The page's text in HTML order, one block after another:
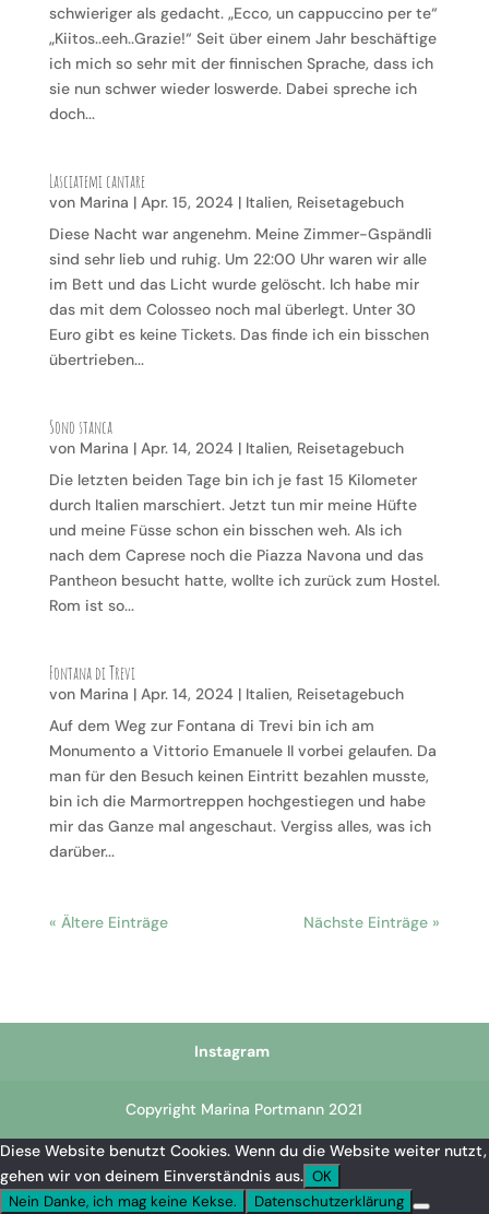
schwieriger als gedacht. „Ecco, un cappuccino per te“
„Kiitos..eeh..Grazie!“ Seit über einem Jahr beschäftige
ich mich so sehr mit der finnischen Sprache, dass ich
sie nun schwer wieder loswerde. Dabei spreche ich
doch...
Lasciatemi cantare
von Marina | Apr. 15, 2024| Italien, Reisetagebuch
Diese Nacht war angenehm. Meine Zimmer-Gspändli
sind sehr lieb und ruhig. Um 22:00 Uhr waren wir alle
im Bett und das Licht wurde gelöscht. Ich habe mir
das mit dem Colosseo noch mal überlegt. Unter 30
Euro gibt es keine Tickets. Das finde ich ein bisschen
übertrieben...
Sono stanca
von Marina | Apr. 14, 2024| Italien, Reisetagebuch
Die letzten beiden Tage bin ich je fast 15 Kilometer
durch Italien marschiert. Jetzt tun mir meine Hüfte
und meine Füsse schon ein bisschen weh. Als ich
nach dem Caprese noch die Piazza Navona und das
Pantheon besucht hatte, wollte ich zurück zum Hostel.
Rom ist so...
Fontana di Trevi
von Marina | Apr. 14, 2024| Italien, Reisetagebuch
Auf dem Weg zur Fontana di Trevi bin ich am
Monumento a Vittorio Emanuele II vorbei gelaufen. Da
man für den Besuch keinen Eintritt bezahlen musste,
bin ich die Marmortreppen hochgestiegen und habe
mir das Ganze mal angeschaut. Vergiss alles, was ich
darüber...
« Ältere Einträge Nächste Einträge »
Instagram
Copyright Marina Portmann 2021
Diese Website benutzt Cookies. Wenn du die Website weiter nutzt,
gehen wir von deinem Einverständnis aus. OK
Nein Danke, ich mag keine Kekse.
Datenschutzerklärung